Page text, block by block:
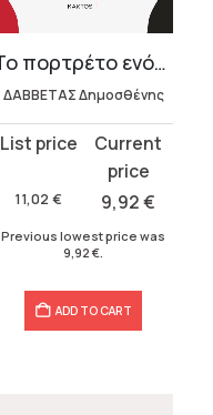
Το πορτρέτο ενός… τρομοκράτη
ΔΑΒΒΕΤΑΣ Δημοσθένης
11,02 €
Original
was:
9,92€
Current
Previous lowest price was
9,92 €
ADD TO CART